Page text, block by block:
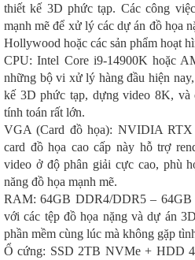
thiết kế 3D phức tạp. Các công
mạnh mẽ để xử lý các dự án đồ họa
Hollywood hoặc các sản phẩm hoạt
CPU: Intel Core i9-14900K hoặc
những bộ vi xử lý hàng đầu hiện
kế 3D phức tạp, dựng video 8K, và
tính toán rất lớn.
VGA (Card đồ họa): NVIDIA
card đồ họa cao cấp này hỗ trợ
video ở độ phân giải cực cao, phù
năng đồ họa mạnh mẽ.
RAM: 64GB DDR4/DDR5 – 64GB
với các tệp đồ họa nặng và dự án
phần mềm cùng lúc mà không gặp
Ổ cứng: SSD 2TB NVMe + HDD